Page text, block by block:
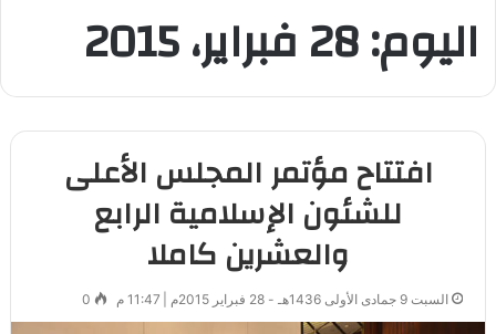
اليوم:28 فبراير، 2015
افتتاح مؤتمر المجلس الأعلى
للشئون الإسلامية الرابع
والعشرين كاملا
السبت 9 جمادى الأولى 1436هـ - 28 فبراير 2015م | 11:47 م 0